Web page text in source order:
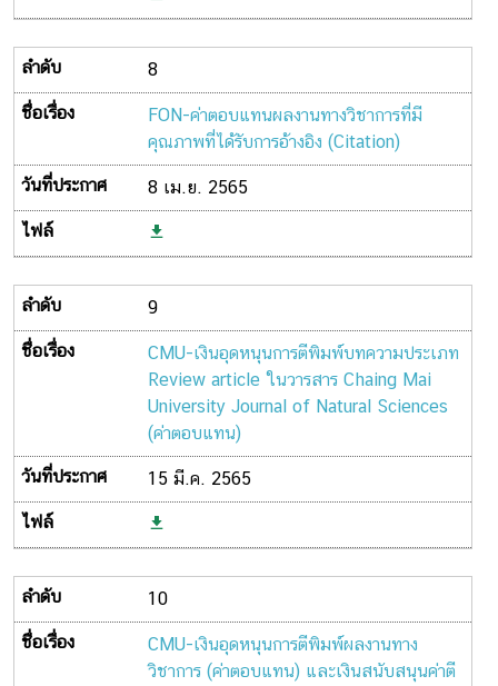
8
FON-ค่าตอบแทนผลงานทางวิชาการที่มี
คุณภาพที่ได้รับการอ้างอิง (Citation)
8 เม.ย. 2565
9
CMU-เงินอุดหนุนการตีพิมพ์บทความประเภท
Review article ในวารสาร Chaing Mai
University Journal of Natural Sciences
(ค่าตอบแทน)
15 มี.ค. 2565
10
CMU-เงินอุดหนุนการตีพิมพ์ผลงานทาง
วิชาการ (ค่าตอบแทน) และเงินสนับสนุนค่าตี